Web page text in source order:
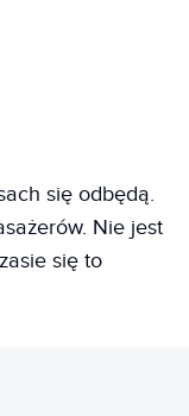
się odbędą.
Nie jest
się to